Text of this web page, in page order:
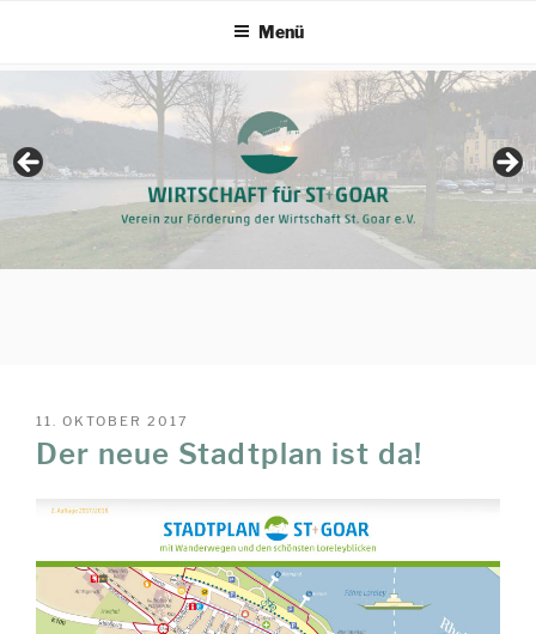
springen
Menü
VERÖFFENTLICHT
AM
11. OKTOBER 2017
Der neue Stadtplan ist da!